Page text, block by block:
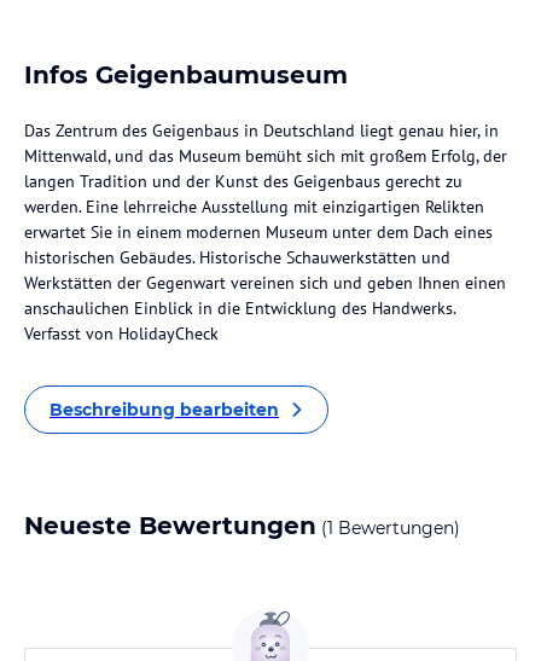
Infos Geigenbaumuseum
Das Zentrum des Geigenbaus in Deutschland liegt genau hier, in
Mittenwald, und das Museum bemüht sich mit großem Erfolg, der
langen Tradition und der Kunst des Geigenbaus gerecht zu
werden. Eine lehrreiche Ausstellung mit einzigartigen Relikten
erwartet Sie in einem modernen Museum unter dem Dach eines
historischen Gebäudes. Historische Schauwerkstätten und
Werkstätten der Gegenwart vereinen sich und geben Ihnen einen
anschaulichen Einblick in die Entwicklung des Handwerks.
Verfasst von HolidayCheck
Beschreibung bearbeiten
Neueste Bewertungen (1 Bewertungen)